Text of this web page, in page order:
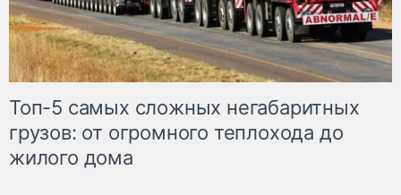
Топ-5 самых сложных негабаритных
грузов: от огромного теплохода до
жилого дома